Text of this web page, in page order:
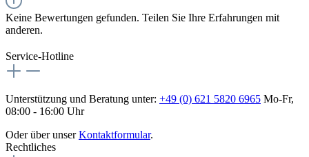
Keine Bewertungen gefunden. Teilen Sie Ihre Erfahrungen mit
anderen.
Service-Hotline
Unterstützung und Beratung unter: +49 (0) 621 5820 6965 Mo-Fr,
08:00 - 16:00 Uhr
Oder über unserKontaktformular.
Rechtliches